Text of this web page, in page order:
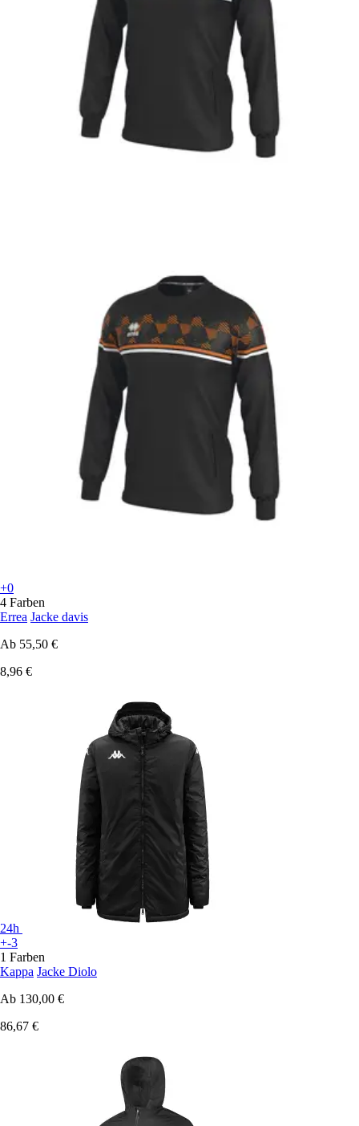
+0
4 Farben
Errea Jacke davis
Ab 55,50 €
8,96 €
24h
+-3
1 Farben
Kappa Jacke Diolo
Ab 130,00 €
86,67 €